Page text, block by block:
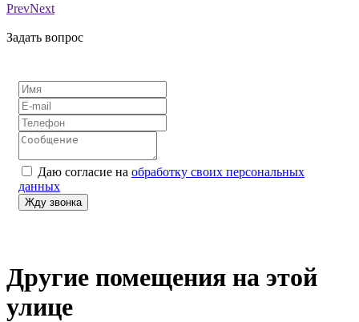
PrevNext
Задать вопрос
Даю согласие на обработку своих персональных
данных
Другие помещения на этой
улице